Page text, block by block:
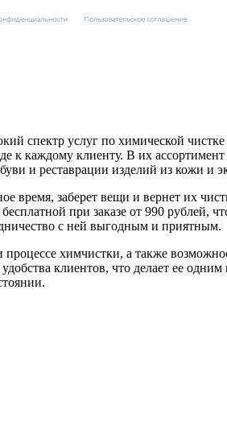
спектр услуг по химической
к каждому клиенту. В их
и реставрации изделий из кожи
время, заберет вещи и вернет их
при заказе от 990
с ней выгодным и приятным.
химчистки, а также
клиентов, что делает ее